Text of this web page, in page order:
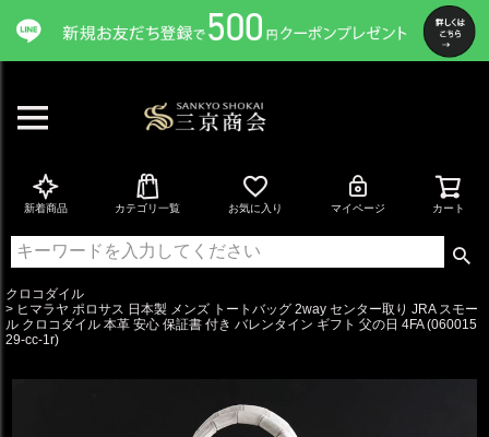
新着商品 カテゴリ一覧 お気に入り マイページ カート
クロコダイル
ヒマラヤ ポロサス 日本製 メンズ トートバッグ 2way センター取り JRA スモー
ル クロコダイル 本革 安心 保証書 付き バレンタイン ギフト 父の日 4FA (060015
29-cc-1r)
ペー
ジト
ップ